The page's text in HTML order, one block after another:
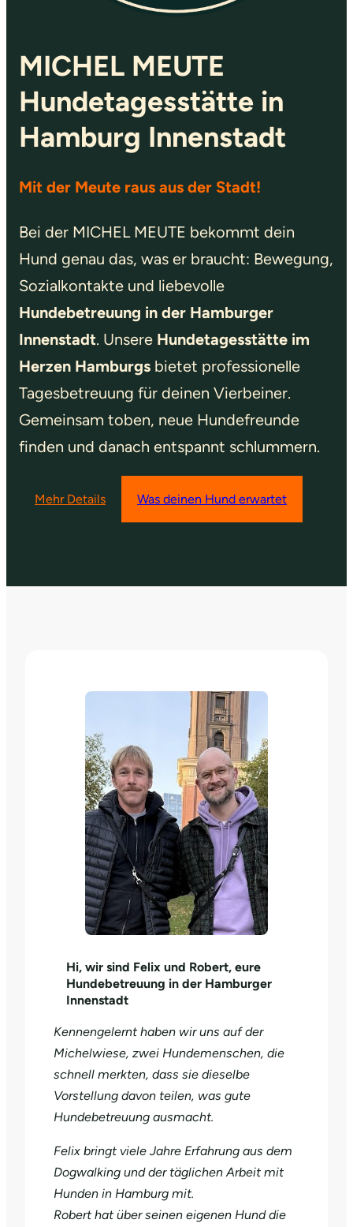
MICHEL MEUTE
Hundetagesstätte in
Hamburg Innenstadt
Mit der Meute raus aus der Stadt!
Bei der MICHEL MEUTE bekommt dein
Hund genau das, was er braucht: Bewegung,
Sozialkontakte und liebevolle
Hundebetreuung in der Hamburger
Innenstadt. Unsere Hundetagesstätte im
Herzen Hamburgs bietet professionelle
Tagesbetreuung für deinen Vierbeiner.
Gemeinsam toben, neue Hundefreunde
finden und danach entspannt schlummern.
Mehr Details Was deinen Hund erwartet
Hi, wir sind Felix und Robert, eure
Hundebetreuung in der Hamburger
Innenstadt
Kennengelernt haben wir uns auf der
Michelwiese, zwei Hundemenschen, die
schnell merkten, dass sie dieselbe
Vorstellung davon teilen, was gute
Hundebetreuung ausmacht.
Felix bringt viele Jahre Erfahrung aus dem
Dogwalking und der täglichen Arbeit mit
Hunden in Hamburg mit.
Robert hat über seinen eigenen Hund die